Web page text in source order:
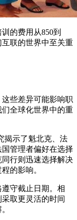
的费用从850到
联的世界中至关重
些差异可能影响职
们全球化世界中的重
揭示了魁北克、法
管理者偏好在选择
行则迅速选择解决
的影响。
守截止日期。相
取更灵活的时间